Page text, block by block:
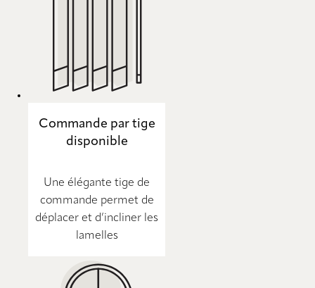
Commande par tige
disponible
Une élégante tige de
commande permet de
déplacer et d’incliner les
lamelles